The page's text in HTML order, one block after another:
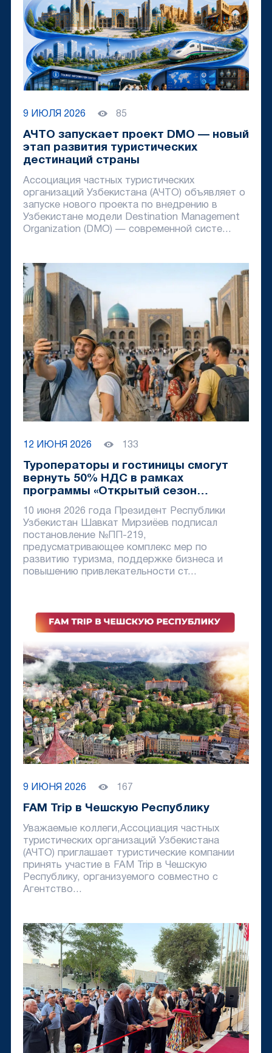
9 ИЮЛЯ 2026 85
АЧТО запускает проект DMO — новый
этап развития туристических
дестинаций страны
Ассоциация частных туристических
организаций Узбекистана (АЧТО) объявляет о
запуске нового проекта по внедрению в
Узбекистане модели Destination Management
Organization (DMO) — современной систе...
12 ИЮНЯ 2026 133
Туроператоры и гостиницы смогут
вернуть 50% НДС в рамках
программы «Открытый сезон
10 июня 2026 года Президент Республики
Узбекистан Шавкат Мирзиёев подписал
постановление №ПП-219,
предусматривающее комплекс мер по
развитию туризма, поддержке бизнеса и
повышению привлекательности ст...
9 ИЮНЯ 2026 167
FAM Trip в Чешскую Республику
Уважаемые коллеги,Ассоциация частных
туристических организаций Узбекистана
(АЧТО) приглашает туристические компании
принять участие в FAM Trip в Чешскую
Республику, организуемого совместно с
Агентство...